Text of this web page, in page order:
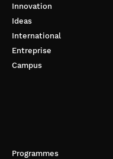
Innovation
Ideas
International
Entreprise
Campus
Programmes